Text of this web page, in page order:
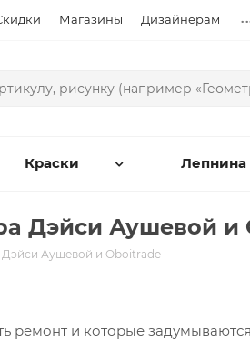
Магазины Дизайнерам
Краски Лепнина
Дэйси Аушевой и
Аушевой и Oboitrade
ремонт и которые